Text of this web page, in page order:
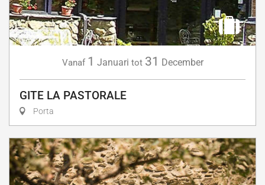
Vanaf 1 Januari tot 31 December
GITE LA PASTORALE
Porta